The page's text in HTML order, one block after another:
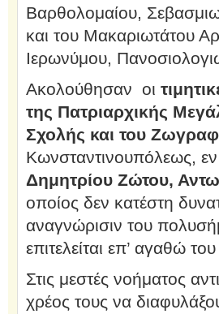
Βαρθολομαίου,
και του Μακαριωτάτου
Ιερωνύμου,
Ακολούθησαν οι
της Πατριαρχικής
Σχολής και του
Κωνσταντινουπόλεως,
Δημητρίου Ζώτου,
οποίος δεν κατέστη
αναγνώρισιν του
επιτελείται επ’ αγαθώ
Στις μεστές νοήματος
χρέος τους να